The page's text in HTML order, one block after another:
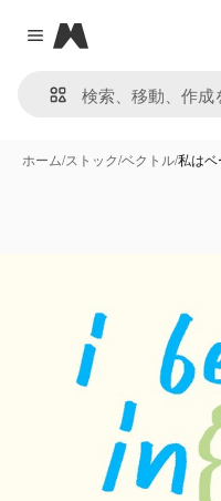
Close menu
Magnific
ホーム/ストック/ベクトル/私は